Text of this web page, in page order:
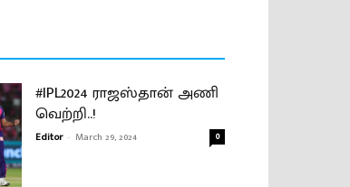
#IPL2024 ராஜஸ்தான் அணி
வெற்றி..!
Editor - March 29, 2024 0